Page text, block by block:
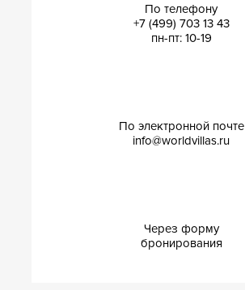
По телефону
+7 (499) 703 13 43
пн-пт: 10-19
По электронной почте
info@worldvillas.ru
Через форму
бронирования